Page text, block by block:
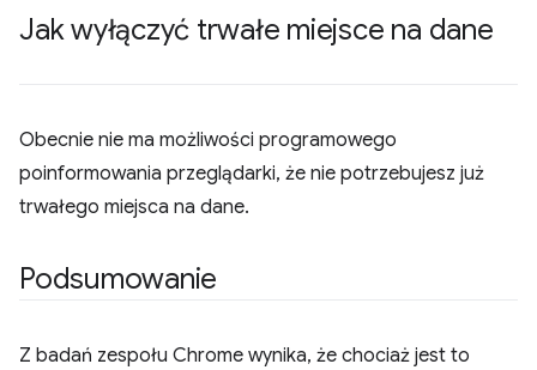
Jak wyłączyć trwałe miejsce na dane
Obecnie nie ma możliwości programowego
poinformowania przeglądarki, że nie potrzebujesz już
trwałego miejsca na dane.
Podsumowanie
Z badań zespołu Chrome wynika, że chociaż jest to